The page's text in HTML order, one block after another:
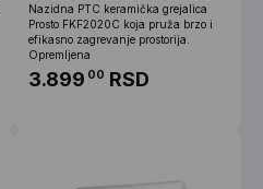
Nazidna PTC keramička grejalica
Prosto FKF2020C koja pruža brzo i
efikasno zagrevanje prostorija.
Opremljena
3.899 00 RSD